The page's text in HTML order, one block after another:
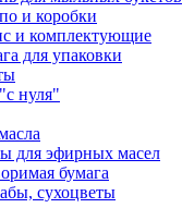
и коробки
и комплектующие
для упаковки
нуля"
для эфирных масел
бумага
сухоцветы